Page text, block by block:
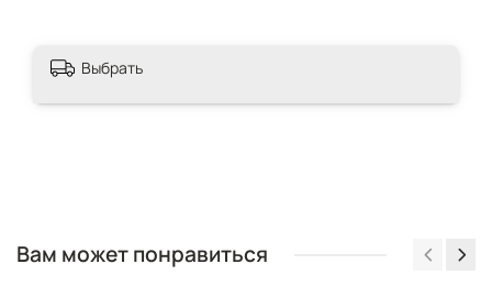
Выбрать
Вам может понравиться